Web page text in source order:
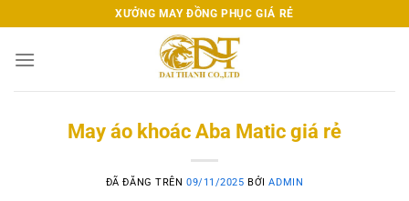
đến
nội
XƯỞNG MAY ĐỒNG PHỤC GIÁ RẺ
May áo khoác Aba Matic giá rẻ
ĐÃ ĐĂNG TRÊN09/11/2025 BỞIADMIN